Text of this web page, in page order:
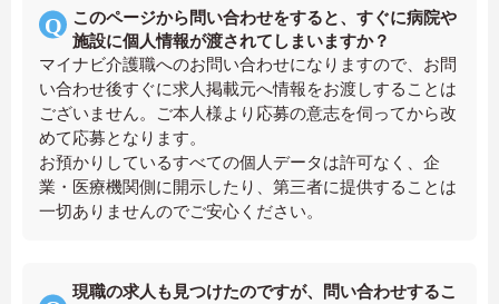
このページから問い合わせをすると、すぐに病院や
施設に個人情報が渡されてしまいますか？
マイナビ介護職へのお問い合わせになりますので、お問
い合わせ後すぐに求人掲載元へ情報をお渡しすることは
ございません。ご本人様より応募の意志を伺ってから改
めて応募となります。
お預かりしているすべての個人データは許可なく、企
業・医療機関側に開示したり、第三者に提供することは
一切ありませんのでご安心ください。
現職の求人も見つけたのですが、問い合わせするこ